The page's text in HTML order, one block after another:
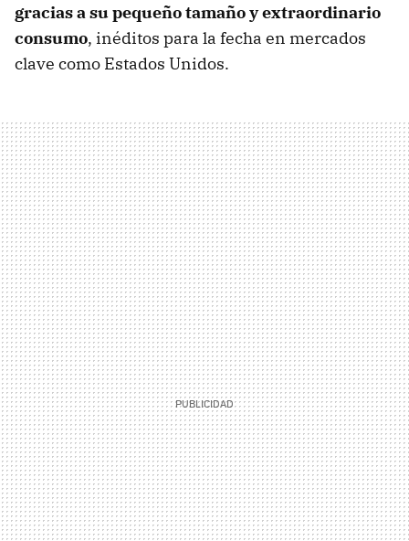
gracias a su pequeño tamaño y extraordinario
consumo, inéditos para la fecha en mercados
clave como Estados Unidos.